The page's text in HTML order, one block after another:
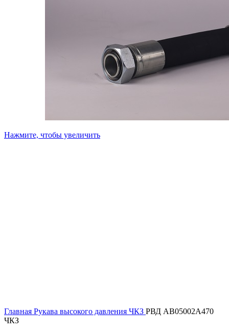
Нажмите, чтобы увеличить
Главная Рукава высокого давления ЧКЗ РВД AB05002A470
ЧКЗ